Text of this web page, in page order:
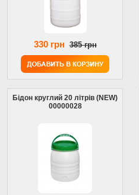
330 грн 385 грн
Бідон круглий 20 літрів (NEW)
00000028